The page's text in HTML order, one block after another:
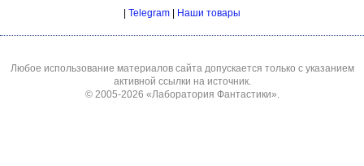
| Telegram | Наши товары
Любое использование материалов сайта допускается только с указанием
активной ссылки на источник.
© 2005-2026 «Лаборатория Фантастики»